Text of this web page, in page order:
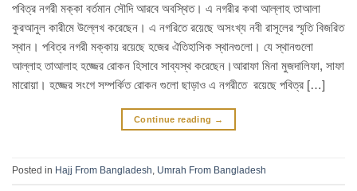
পবিত্র নগরী মক্কা বর্তমান সৌদি আরবে অবস্থিত। এ নগরীর কথা আল্লাহ তাআলা
কুরআনুল কারীমে উল্লেখ করেছেন। এ নগরিতে রয়েছে অসংখ্য নবী রাসূলের স্মৃতি বিজরিত
স্থান। পবিত্র নগরী মক্কায় রয়েছে হজের ঐতিহাসিক স্থানগুলো। যে স্থানগুলো
আল্লাহ তাআলাহ হজ্জের রোকন হিসাবে সাব্যস্থ করেছেন।আরাফা মিনা মুজদালিফা, সাফা
মারোয়া। হজ্জের সংগে সম্পর্কিত রোকন গুলো ছাড়াও এ নগরীতে রয়েছে পবিত্র […]
Continue reading →
Posted in Hajj From Bangladesh Umrah From Bangladesh